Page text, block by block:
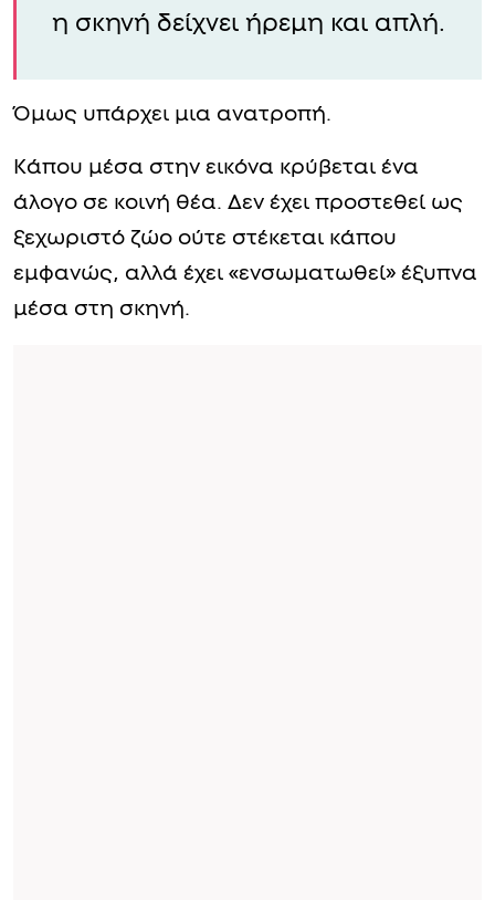
η σκηνή δείχνει ήρεμη και απλή.
Όμως υπάρχει μια ανατροπή.
Κάπου μέσα στην εικόνα κρύβεται ένα
άλογο σε κοινή θέα. Δεν έχει προστεθεί ως
ξεχωριστό ζώο ούτε στέκεται κάπου
εμφανώς, αλλά έχει «ενσωματωθεί» έξυπνα
μέσα στη σκηνή.